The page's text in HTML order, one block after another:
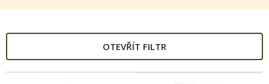
OTEVŘÍT FILTR